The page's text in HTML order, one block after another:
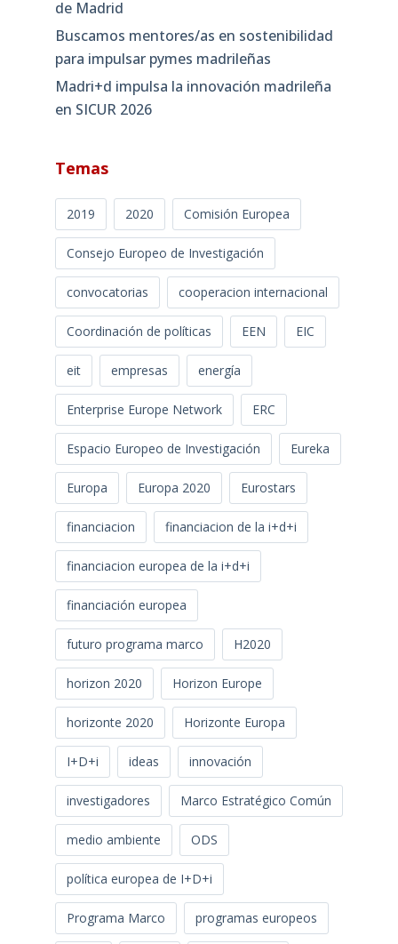
de Madrid
Buscamos mentores/as en sostenibilidad
para impulsar pymes madrileñas
Madri+d impulsa la innovación madrileña
en SICUR 2026
Temas
2019 2020 Comisión Europea
Consejo Europeo de Investigación
convocatorias cooperacion internacional
Coordinación de políticas EEN EIC
eit empresas energía
Enterprise Europe Network ERC
Espacio Europeo de Investigación Eureka
Europa Europa 2020 Eurostars
financiacion financiacion de la i+d+i
financiacion europea de la i+d+i
financiación europea
futuro programa marco H2020
horizon 2020 Horizon Europe
horizonte 2020 Horizonte Europa
I+D+i ideas innovación
investigadores Marco Estratégico Común
medio ambiente ODS
política europea de I+D+i
Programa Marco programas europeos